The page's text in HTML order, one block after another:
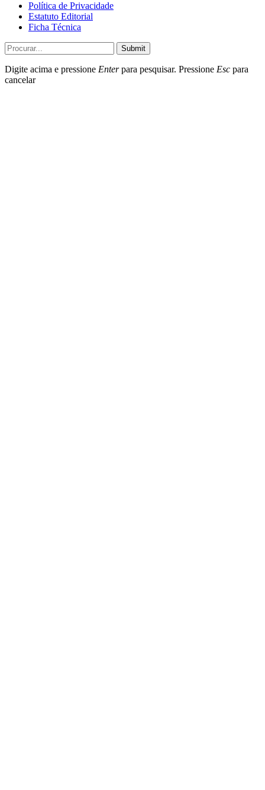
Política de Privacidade
Estatuto Editorial
Ficha Técnica
Submit
Digite acima e pressione Enterpara pesquisar. Pressione Esc para
cancelar